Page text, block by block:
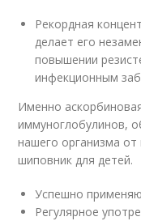
Рекордная
делает его
повышении
инфекционным
Именно
иммуноглобулинов,
нашего организма
шиповник для детей.
Успешно
Регулярное